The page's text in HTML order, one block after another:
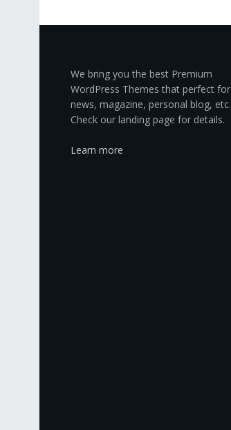
We bring you the best Premium
WordPress Themes that perfect for
news, magazine, personal blog, etc.
Check our landing page for details.
Learn more